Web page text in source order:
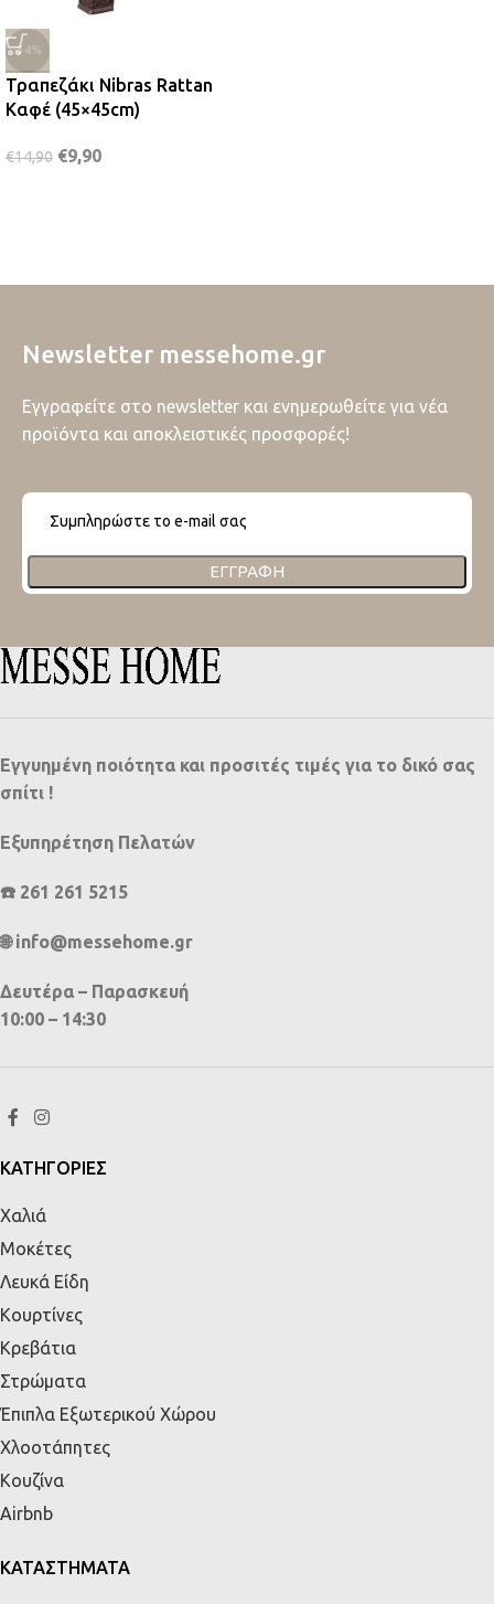
-34%
Τραπεζάκι Nibras Rattan
Καφέ (45×45cm)
€14,90 €9,90
Newsletter messehome.gr
Εγγραφείτε στο newsletter και ενημερωθείτε για νέα
προϊόντα και αποκλειστικές προσφορές!
ΕΓΓΡΑΦΉ
Εγγυημένη ποιότητα και προσιτές τιμές για το δικό σας
σπίτι !
Εξυπηρέτηση Πελατών
☎️ 261 261 5215
🌐 info@messehome.gr
Δευτέρα – Παρασκευή
10:00 – 14:30
ΚΑΤΗΓΟΡΙΕΣ
Χαλιά
Μοκέτες
Λευκά Είδη
Κουρτίνες
Κρεβάτια
Στρώματα
Έπιπλα Εξωτερικού Χώρου
Χλοοτάπητες
Κουζίνα
Airbnb
ΚΑΤΑΣΤΗΜΑΤΑ